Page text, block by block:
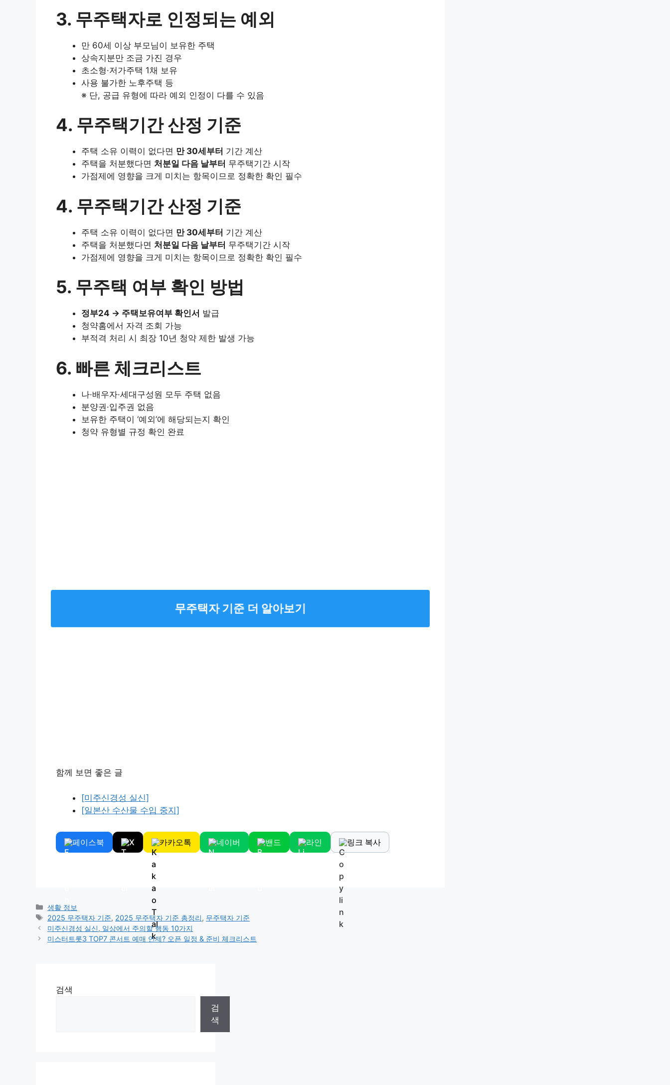
3. 무주택자로 인정되는 예외
만 60세 이상 부모님이 보유한 주택
상속지분만 조금 가진 경우
초소형·저가주택 1채 보유
사용 불가한 노후주택 등
※ 단, 공급 유형에 따라 예외 인정이 다를 수 있음
4. 무주택기간 산정 기준
주택 소유 이력이 없다면 만 30세부터 기간 계산
주택을 처분했다면 처분일 다음 날부터 무주택기간 시작
가점제에 영향을 크게 미치는 항목이므로 정확한 확인 필수
4. 무주택기간 산정 기준
주택 소유 이력이 없다면 만 30세부터 기간 계산
주택을 처분했다면 처분일 다음 날부터 무주택기간 시작
가점제에 영향을 크게 미치는 항목이므로 정확한 확인 필수
5. 무주택 여부 확인 방법
정부24 → 주택보유여부 확인서 발급
청약홈에서 자격 조회 가능
부적격 처리 시 최장 10년 청약 제한 발생 가능
6. 빠른 체크리스트
나·배우자·세대구성원 모두 주택 없음
분양권·입주권 없음
보유한 주택이 ‘예외’에 해당되는지 확인
청약 유형별 규정 확인 완료
무주택자 기준 더 알아보기
함께 보면 좋은 글
[미주신경성 실신]
[일본산 수산물 수입 중지]
페이스북 X 카카오톡 네이버 밴드 라인 링크 복사
Categories
생활 정보
Tags
2025 무주택자 기준, 2025 무주택자 기준 총정리, 무주택자 기준
미주신경성 실신, 일상에서 주의할 행동 10가지
미스터트롯3 TOP7 콘서트 예매 언제? 오픈 일정 & 준비 체크리스트
검색
검
색